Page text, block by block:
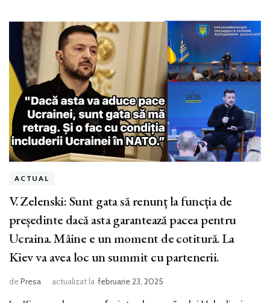
ACTUAL
V. Zelenski: Sunt gata să renunț la funcția de
președinte dacă asta garantează pacea pentru
Ucraina. Mâine e un moment de cotitură. La
Kiev va avea loc un summit cu partenerii.
dePresa actualizat la februarie 23, 2025